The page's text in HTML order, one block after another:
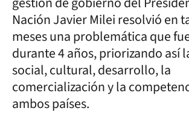
Nación Javier Milei resolvió en
meses una problemática que
durante 4 años, priorizando así
social, cultural, desarrollo, la
comercialización y la
ambos países.